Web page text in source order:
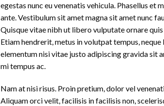
egestas nunc eu venenatis vehicula. Phasellus et
ante. Vestibulum sit amet magna sit amet nunc
Quisque vitae nibh ut libero vulputate ornare
Etiam hendrerit, metus in volutpat tempus,
elementum nisi vitae justo adipiscing gravida sit
mi tempus ac.
Nam at nisi risus. Proin pretium, dolor vel
Aliquam orci velit, facilisis in facilisis non,